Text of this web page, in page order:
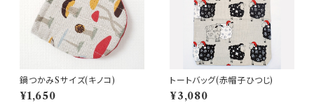
鍋つかみSサイズ(キノコ)
¥1,650
トートバッグ(赤帽子ひつじ)
¥3,080